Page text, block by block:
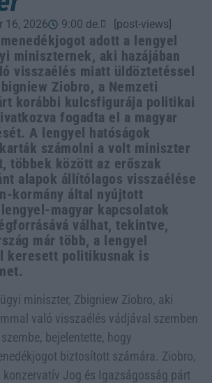
16, 2026 9:00 de. [post-views]
adott a lengyel
miniszternek, aki hazájában
visszaélés miatt üldöztetéssel
Ziobro, a Nemzeti
korábbi kulcsfigurája politikai
fogadta el a magyar
A lengyel hatóságok
számolni a volt miniszter
többek között az erőszak
alapok állítólagos visszaélése
kormány által nyújtott
magyar kapcsolatok
válhat, tekintve,
már több, a lengyel
keresett politikusnak is
miniszter, Zbigniew Ziobro, aki
való visszaélés vádjával szemben
bejelentette, hogy
biztosított számára. Ziobro,
Jog és Igazságosság párt